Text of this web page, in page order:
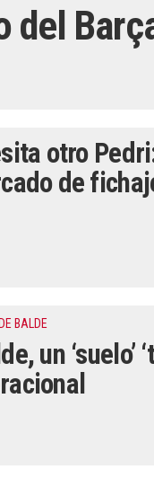
del
otro
de
BALDE
un ‘suelo’